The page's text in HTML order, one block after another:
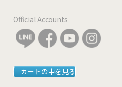
Official Accounts
カートの中を見る